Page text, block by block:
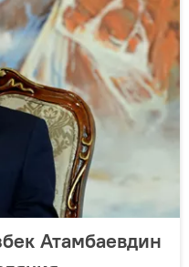
Атамбаевдин